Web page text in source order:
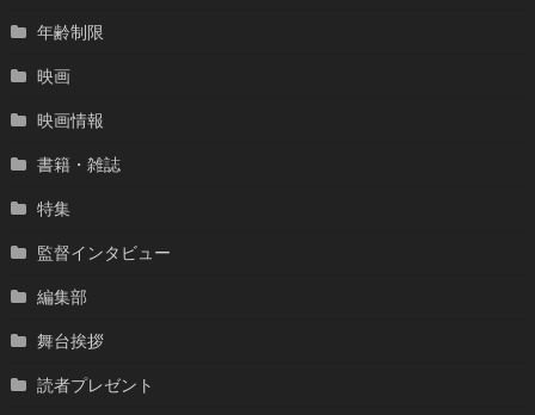
年齢制限
映画
映画情報
書籍・雑誌
特集
監督インタビュー
編集部
舞台挨拶
読者プレゼント